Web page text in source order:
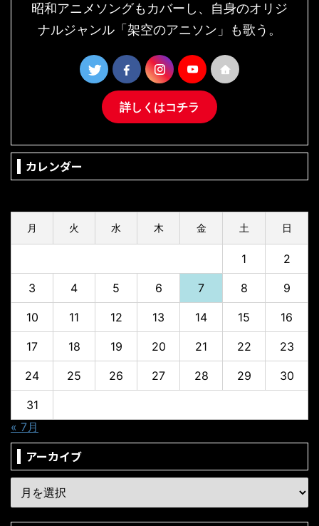
昭和アニメソングもカバーし、自身のオリジ
ナルジャンル「架空のアニソン」も歌う。
詳しくはコチラ
カレンダー
月 火 水 木 金 土 日
1 2
3 4 5 6 7 8 9
10 11 12 13 14 15 16
17 18 19 20 21 22 23
24 25 26 27 28 29 30
31
« 7月
アーカイブ